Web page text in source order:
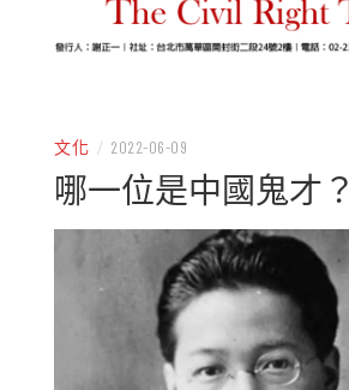
文化 / 2022-06-09
哪一位是中國鬼才？